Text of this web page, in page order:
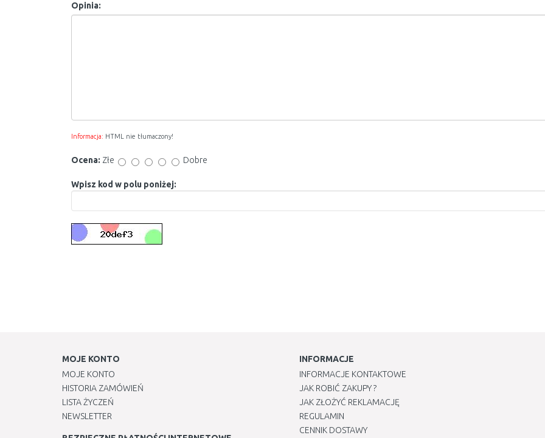
Opinia:
Informacja: HTML nie tłumaczony!
Ocena: Złe Dobre
Wpisz kod w polu poniżej:
MOJE KONTO
MOJE KONTO
HISTORIA ZAMÓWIEŃ
LISTA ŻYCZEŃ
NEWSLETTER
INFORMACJE
INFORMACJE KONTAKTOWE
JAK ROBIĆ ZAKUPY ?
JAK ZŁOŻYĆ REKLAMACJĘ
REGULAMIN
CENNIK DOSTAWY